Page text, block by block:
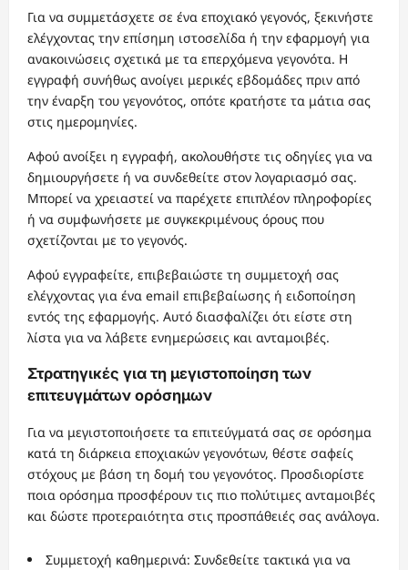
Για να συμμετάσχετε σε ένα εποχιακό γεγονός, ξεκινήστε
ελέγχοντας την επίσημη ιστοσελίδα ή την εφαρμογή για
ανακοινώσεις σχετικά με τα επερχόμενα γεγονότα. Η
εγγραφή συνήθως ανοίγει μερικές εβδομάδες πριν από
την έναρξη του γεγονότος, οπότε κρατήστε τα μάτια σας
στις ημερομηνίες.
Αφού ανοίξει η εγγραφή, ακολουθήστε τις οδηγίες για να
δημιουργήσετε ή να συνδεθείτε στον λογαριασμό σας.
Μπορεί να χρειαστεί να παρέχετε επιπλέον πληροφορίες
ή να συμφωνήσετε με συγκεκριμένους όρους που
σχετίζονται με το γεγονός.
Αφού εγγραφείτε, επιβεβαιώστε τη συμμετοχή σας
ελέγχοντας για ένα email επιβεβαίωσης ή ειδοποίηση
εντός της εφαρμογής. Αυτό διασφαλίζει ότι είστε στη
λίστα για να λάβετε ενημερώσεις και ανταμοιβές.
Στρατηγικές για τη μεγιστοποίηση των
επιτευγμάτων ορόσημων
Για να μεγιστοποιήσετε τα επιτεύγματά σας σε ορόσημα
κατά τη διάρκεια εποχιακών γεγονότων, θέστε σαφείς
στόχους με βάση τη δομή του γεγονότος. Προσδιορίστε
ποια ορόσημα προσφέρουν τις πιο πολύτιμες ανταμοιβές
και δώστε προτεραιότητα στις προσπάθειές σας ανάλογα.
Συμμετοχή καθημερινά: Συνδεθείτε τακτικά για να